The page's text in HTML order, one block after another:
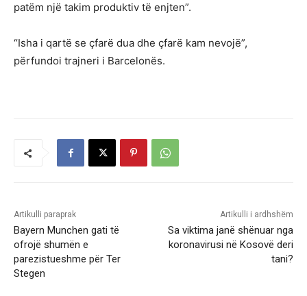
patëm një takim produktiv të enjten”.
“Isha i qartë se çfarë dua dhe çfarë kam nevojë”,
përfundoi trajneri i Barcelonës.
Artikulli paraprak
Bayern Munchen gati të
ofrojë shumën e
parezistueshme për Ter
Stegen
Artikulli i ardhshëm
Sa viktima janë shënuar nga
koronavirusi në Kosovë deri
tani?